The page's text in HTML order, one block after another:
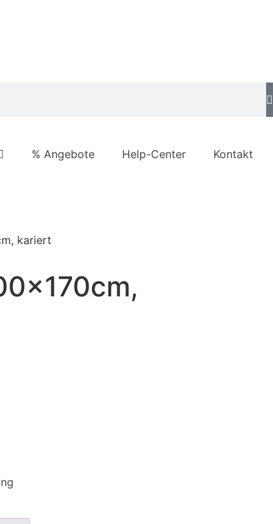
% Angebote Help-Center Kontakt
kariert